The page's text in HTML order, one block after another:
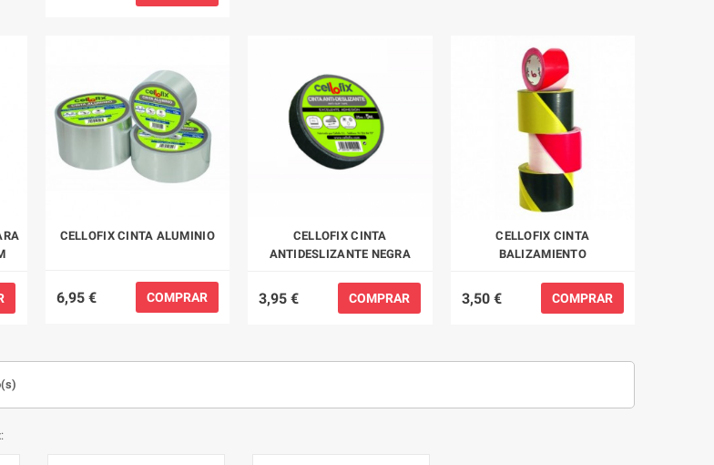
CELLOFIX CINTA ALUMINIO
6,95 € COMPRAR
CELLOFIX CINTA
ANTIDESLIZANTE NEGRA
3,95 € COMPRAR
CELLOFIX CINTA
BALIZAMIENTO
3,50 € COMPRAR